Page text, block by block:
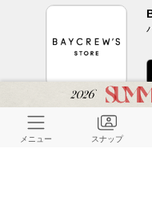
メニュー スナップ